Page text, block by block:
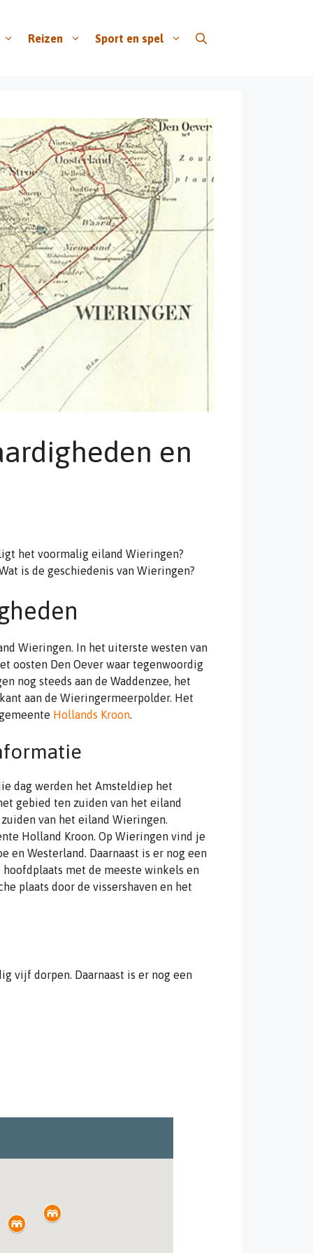
Reizen Sport en spel
en
het voormalig eiland Wieringen?
is de geschiedenis van Wieringen?
Wieringen. In het uiterste westen van
oosten Den Oever waar tegenwoordig
nog steeds aan de Waddenzee, het
aan de Wieringermeerpolder. Het
Hollands Kroon
dag werden het Amsteldiep het
gebied ten zuiden van het eiland
van het eiland Wieringen.
Holland Kroon. Op Wieringen vind je
en Westerland. Daarnaast is er nog een
met de meeste winkels en
plaats door de vissershaven en het
vijf dorpen. Daarnaast is er nog een